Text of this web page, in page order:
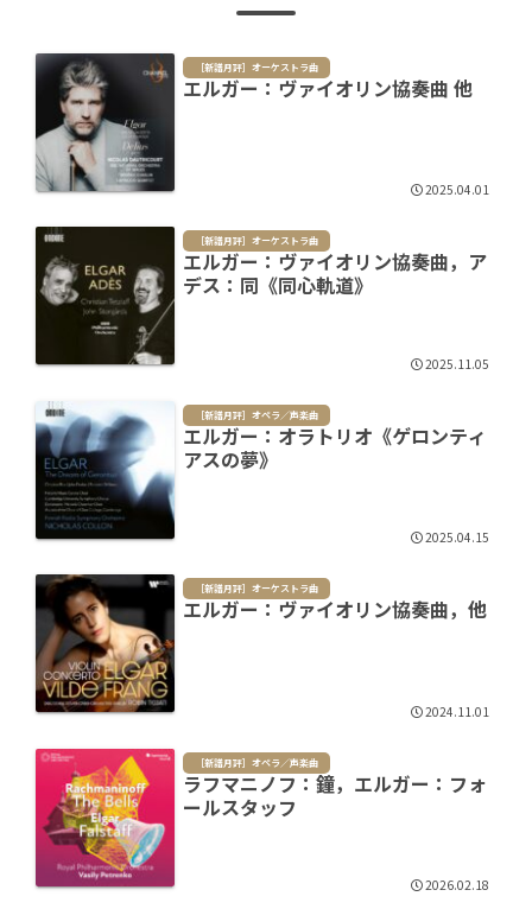
［新譜月評］オーケストラ曲
エルガー：ヴァイオリン協奏曲 他
2025.04.01
［新譜月評］オーケストラ曲
エルガー：ヴァイオリン協奏曲，ア
デス：同《同心軌道》
2025.11.05
［新譜月評］オペラ／声楽曲
エルガー：オラトリオ《ゲロンティ
アスの夢》
2025.04.15
［新譜月評］オーケストラ曲
エルガー：ヴァイオリン協奏曲，他
2024.11.01
［新譜月評］オペラ／声楽曲
ラフマニノフ：鐘，エルガー：フォ
ールスタッフ
2026.02.18